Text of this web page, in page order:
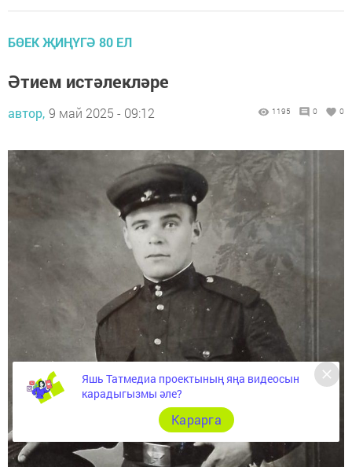
БӨЕК ҖИҢҮГӘ 80 ЕЛ
Әтием истәлекләре
автор, 9 май 2025 - 09:12 1195 0 0
Яшь Татмедиа проектының яңа видеосын
карадыгызмы әле?
Карарга